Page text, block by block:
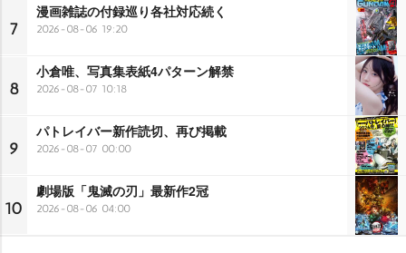
7
漫画雑誌の付録巡り各社対応続く
2026-08-06 19:20
8
小倉唯、写真集表紙4パターン解禁
2026-08-07 10:18
9
パトレイバー新作読切、再び掲載
2026-08-07 00:00
10
劇場版「鬼滅の刃」最新作2冠
2026-08-06 04:00